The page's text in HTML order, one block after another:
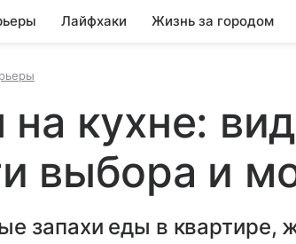
Лайфхаки Жизнь за городом
на кухне:
выбора и
запахи еды в квартире,